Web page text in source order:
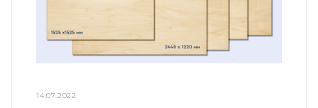
14.07.2022